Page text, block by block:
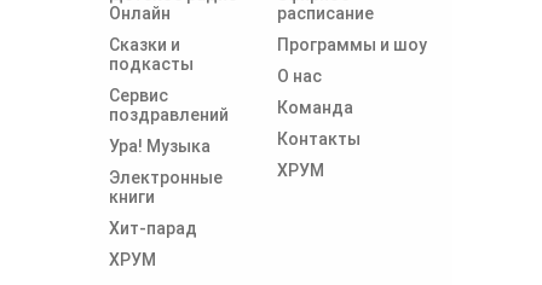
Онлайн
Сказки и
подкасты
Сервис
поздравлений
Ура! Музыка
Электронные
книги
Хит-парад
ХРУМ
расписание
Программы и шоу
О нас
Команда
Контакты
ХРУМ